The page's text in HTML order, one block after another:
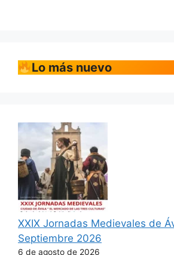
Lo más nuevo
XXIX Jornadas Medievales de
Septiembre 2026
6 de agosto de 2026